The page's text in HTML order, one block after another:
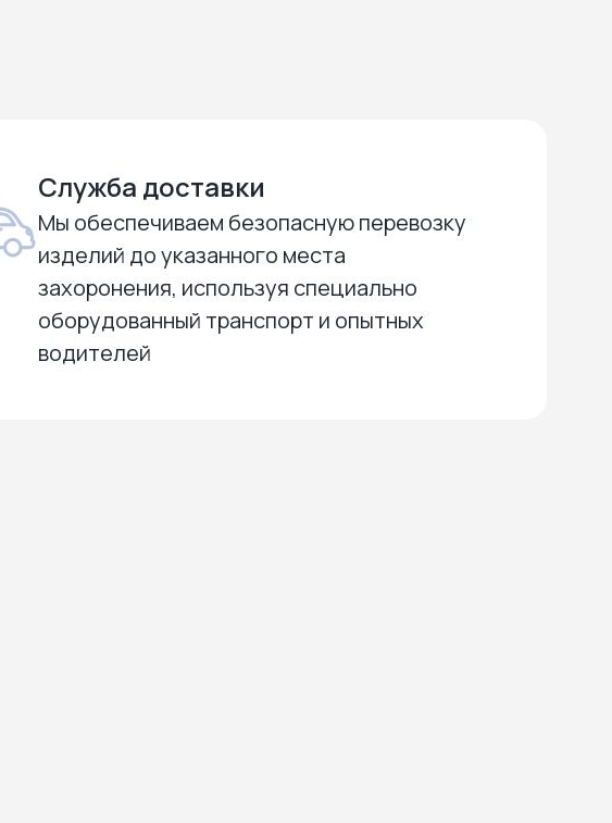
Служба доставки
Мы обеспечиваем безопасную перевозку
изделий до указанного места
захоронения, используя специально
оборудованный транспорт и опытных
водителей